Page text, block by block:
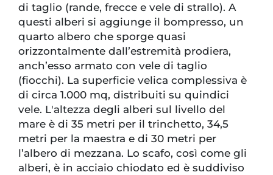
di taglio (rande, frecce e vele di strallo). A
questi alberi si aggiunge il bompresso, un
quarto albero che sporge quasi
orizzontalmente dall’estremità prodiera,
anch’esso armato con vele di taglio
(fiocchi). La superficie velica complessiva è
di circa 1.000 mq, distribuiti su quindici
vele. L'altezza degli alberi sul livello del
mare è di 35 metri per il trinchetto, 34,5
metri per la maestra e di 30 metri per
l’albero di mezzana. Lo scafo, così come gli
alberi, è in acciaio chiodato ed è suddiviso